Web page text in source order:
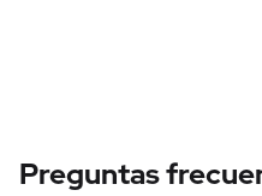
Preguntas